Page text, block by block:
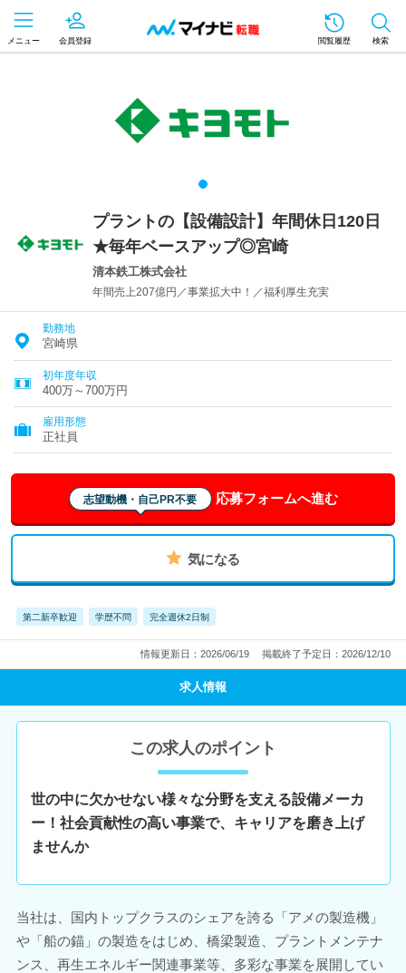
メニュー 会員登録 閲覧履歴 検索
プラントの【設備設計】年間休日120日
★毎年ベースアップ◎宮崎
清本鉄工株式会社
年間売上207億円／事業拡大中！／福利厚生充実
勤務地
宮崎県
初年度年収
400万～700万円
雇用形態
正社員
志望動機・自己PR不要 応募フォームへ進む
気になる
第二新卒歓迎 学歴不問 完全週休2日制
情報更新日：2026/06/19 掲載終了予定日：2026/12/10
求人情報
この求人のポイント
世の中に欠かせない様々な分野を支える設備メーカ
ー！社会貢献性の高い事業で、キャリアを磨き上げ
ませんか
当社は、国内トップクラスのシェアを誇る「アメの製造機」
や「船の錨」の製造をはじめ、橋梁製造、プラントメンテナ
ンス、再生エネルギー関連事業等、多彩な事業を展開してい